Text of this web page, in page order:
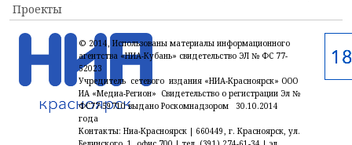
Проекты
© 2014, Использованы материалы информационного
агентства «НИА-Кубань» свидетельство ЭЛ № ФС 77-
52023
Учредитель сетевого издания «НИА-Красноярск» ООО
ИА «Медиа-Регион» Свидетельство о регистрации Эл №
ФС77-59710 выдано Роскомнадзором 30.10.2014
года
Контакты: Ниа-Красноярск | 660449, г. Красноярск, ул.